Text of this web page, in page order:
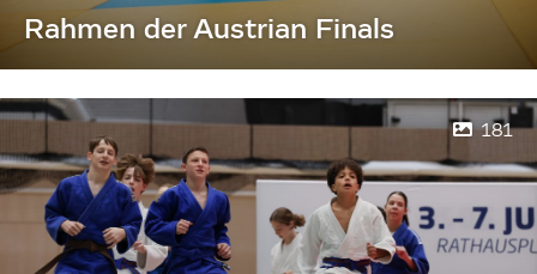
Rahmen der Austrian Finals
181